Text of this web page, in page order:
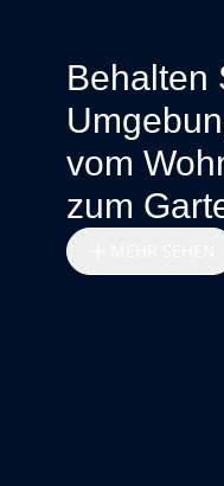
Behalten
vom
zum